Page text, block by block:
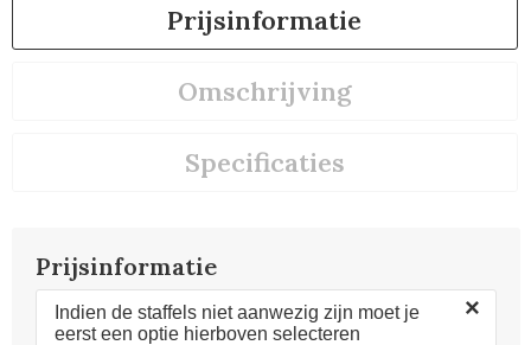
Prijsinformatie
Omschrijving
Specificaties
Prijsinformatie
Indien de staffels niet aanwezig zijn moet je
eerst een optie hierboven selecteren
×